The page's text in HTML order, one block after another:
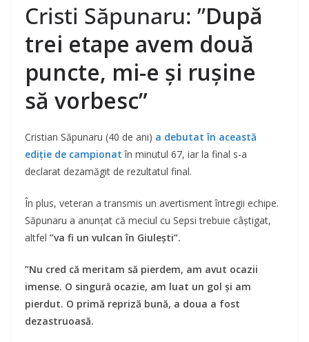
Cristi Săpunaru: ”După
trei etape avem două
puncte, mi-e și rușine
să vorbesc”
Cristian Săpunaru (40 de ani) a debutat în această
ediție de campionat în minutul 67, iar la final s-a
declarat dezamăgit de rezultatul final.
În plus, veteran a transmis un avertisment întregii echipe.
Săpunaru a anunțat că meciul cu Sepsi trebuie câștigat,
altfel ”va fi un vulcan în Giulești”.
”Nu cred că meritam să pierdem, am avut ocazii
imense. O singură ocazie, am luat un gol și am
pierdut. O primă repriză bună, a doua a fost
dezastruoasă.